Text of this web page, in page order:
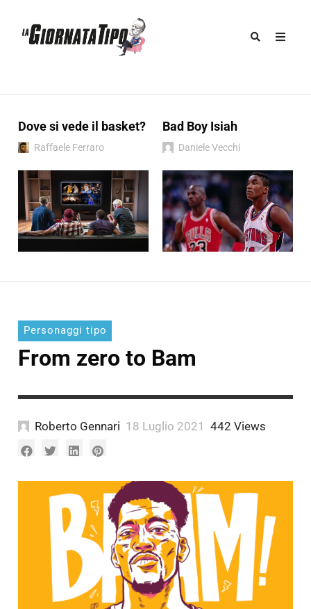
Dove si vede il basket?
Raffaele Ferraro
Bad Boy Isiah
Daniele Vecchi
Personaggi tipo
From zero to Bam
Roberto Gennari 18 Luglio 2021 442 Views